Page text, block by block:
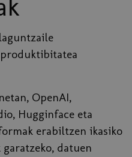
OpenAI,
Hugginface eta
erabiltzen ikasiko
datuen